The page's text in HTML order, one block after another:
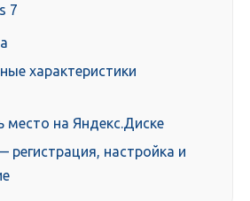
7
характеристики
место на Яндекс.Диске
регистрация, настройка и